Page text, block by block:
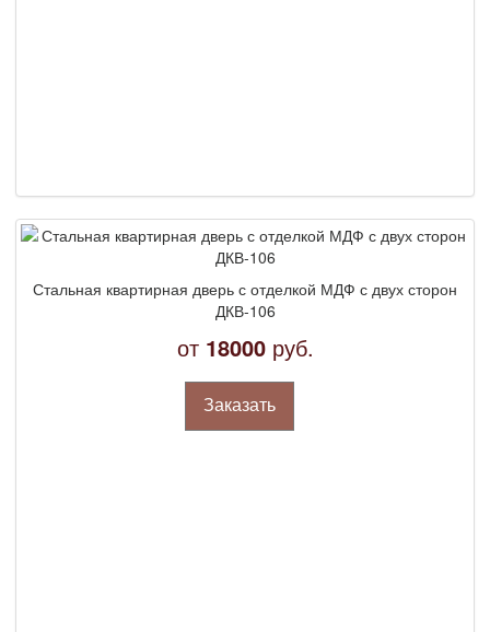
Стальная квартирная дверь с отделкой МДФ с двух сторон
ДКВ-106
от 18000руб.
Заказать